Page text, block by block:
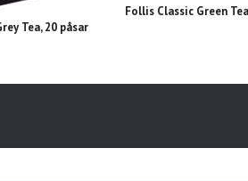
Tea, 20 påsar
Follis Classic Green